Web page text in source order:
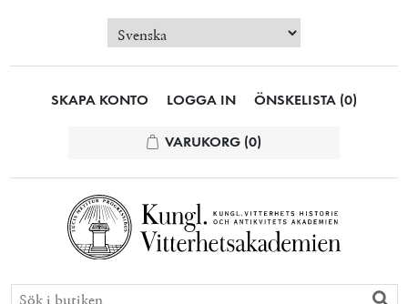
SKAPA KONTO LOGGA IN ÖNSKELISTA (0)
VARUKORG (0)